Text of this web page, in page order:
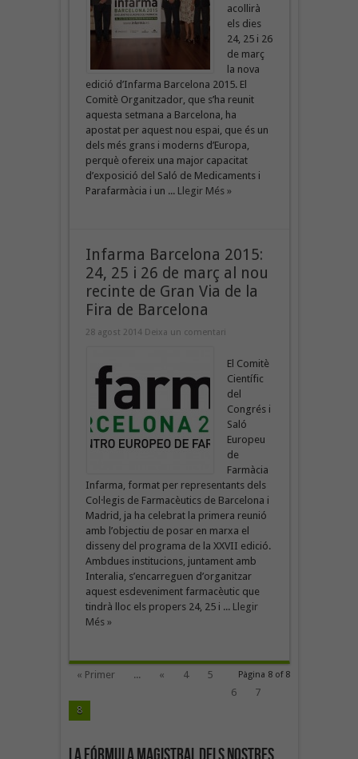
acollirà
els dies
24, 25 i 26
de març
la nova
edició d’Infarma Barcelona 2015. El
Comitè Organitzador, que s’ha reunit
aquesta setmana a Barcelona, ha
apostat per aquest nou espai, que és un
dels més grans i moderns d’Europa,
perquè ofereix una major capacitat
d’exposició del Saló de Medicaments i
Parafarmàcia i un ... Llegir Més »
Infarma Barcelona 2015:
24, 25 i 26 de març al nou
recinte de Gran Via de la
Fira de Barcelona
28 agost 2014 Deixa un comentari
El Comitè
Científic
del
Congrés i
Saló
Europeu
de
Farmàcia
Infarma, format per representants dels
Col·legis de Farmacèutics de Barcelona i
Madrid, ja ha celebrat la primera reunió
amb l’objectiu de posar en marxa el
disseny del programa de la XXVII edició.
Ambdues institucions, juntament amb
Interalia, s’encarreguen d’organitzar
aquest esdeveniment farmacèutic que
tindrà lloc els propers 24, 25 i ... Llegir
Més »
Pàgina 8 of 8
« Primer ... « 4
5
6
7
8